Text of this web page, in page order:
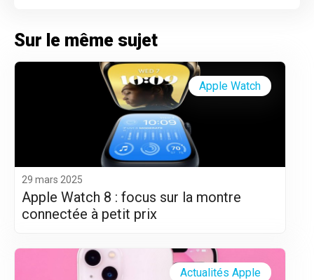
Sur le même sujet
29 mars 2025
Apple Watch 8 : focus sur la montre
connectée à petit prix
Apple Watch
Actualités Apple